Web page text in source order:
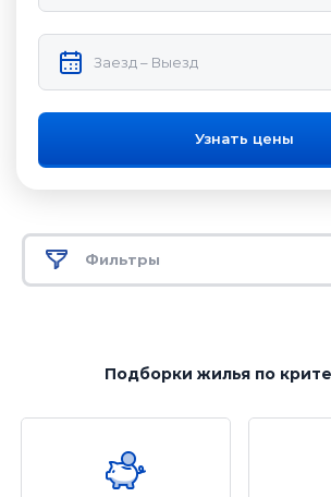
Узнать цены
Фильтры
Подборки жильяпо